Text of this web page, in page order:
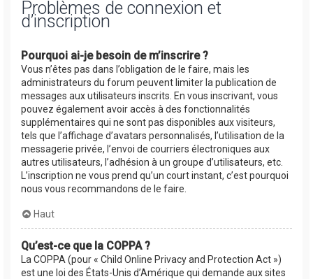
Problèmes de connexion et
d’inscription
Pourquoi ai-je besoin de m’inscrire ?
Vous n’êtes pas dans l’obligation de le faire, mais les
administrateurs du forum peuvent limiter la publication de
messages aux utilisateurs inscrits. En vous inscrivant, vous
pouvez également avoir accès à des fonctionnalités
supplémentaires qui ne sont pas disponibles aux visiteurs,
tels que l’affichage d’avatars personnalisés, l’utilisation de la
messagerie privée, l’envoi de courriers électroniques aux
autres utilisateurs, l’adhésion à un groupe d’utilisateurs, etc.
L’inscription ne vous prend qu’un court instant, c’est pourquoi
nous vous recommandons de le faire.
Haut
Qu’est-ce que la COPPA ?
La COPPA (pour « Child Online Privacy and Protection Act »)
est une loi des États-Unis d’Amérique qui demande aux sites